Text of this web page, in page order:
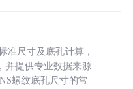
准尺寸及底孔计算，
并提供专业数据来源
螺纹底孔尺寸的常